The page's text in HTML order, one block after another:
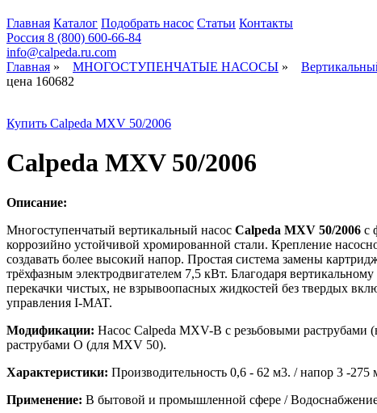
Главная Каталог Подобрать насос Статьи Контакты
Россия 8 (800) 600-66-84
info@сalpeda.ru.com
Главная » МНОГОСТУПЕНЧАТЫЕ НАСОСЫ »
цена 160682
Купить Calpeda MXV 50/2006
Calpeda MXV 50/2006
Описание:
Многоступенчатый вертикальный насос Calpeda MXV 50/2006 с
коррозийно устойчивой хромированной стали. Крепление
создавать более высокий напор. Простая система замены
трёхфазным электродвигателем 7,5 кВт. Благодаря
перекачки чистых, не взрывоопасных жидкостей без твердых
управления I-MAT.
Модификации: Насос Calpeda MXV-B с резьбовыми
раструбами О (для MXV 50).
Характеристики: Производительность 0,6 - 62 м3. / напор 3 -275
Применение: В бытовой и промышленной сфере /